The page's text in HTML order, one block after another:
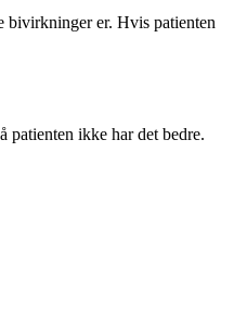
bivirkninger er. Hvis patienten
patienten ikke har det bedre.